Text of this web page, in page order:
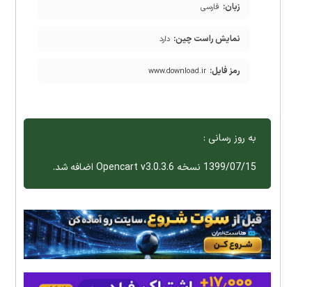
زبان: فارسی
رمز فایل: www.download.ir
نمایش راست چین: دارد
به روز رسانی :
1399/07/15 نسخه Opencart v3.0.3.6 اضافه شد.